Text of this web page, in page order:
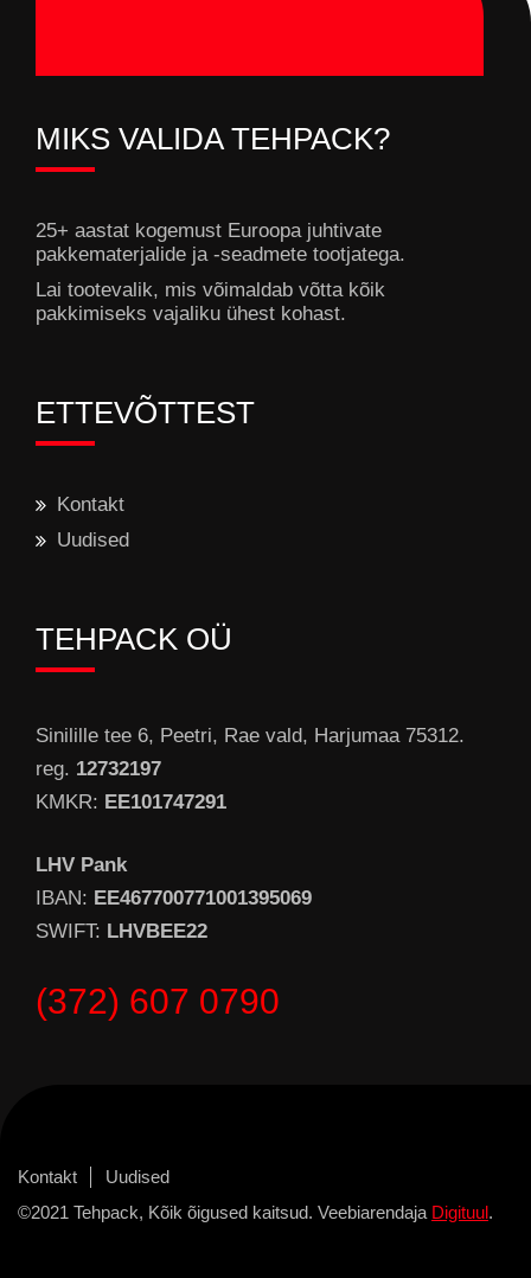
MIKS VALIDA TEHPACK?
25+ aastat kogemust Euroopa juhtivate
pakkematerjalide ja -seadmete tootjatega.
Lai tootevalik, mis võimaldab võtta kõik
pakkimiseks vajaliku ühest kohast.
ETTEVÕTTEST
Kontakt
Uudised
TEHPACK OÜ
Sinilille tee 6, Peetri, Rae vald, Harjumaa 75312.
reg. 12732197
KMKR: EE101747291
LHV Pank
IBAN: EE467700771001395069
SWIFT: LHVBEE22
(372) 607 0790
Kontakt
Uudised
©2021 Tehpack, Kõik õigused kaitsud. Veebiarendaja Digituul.